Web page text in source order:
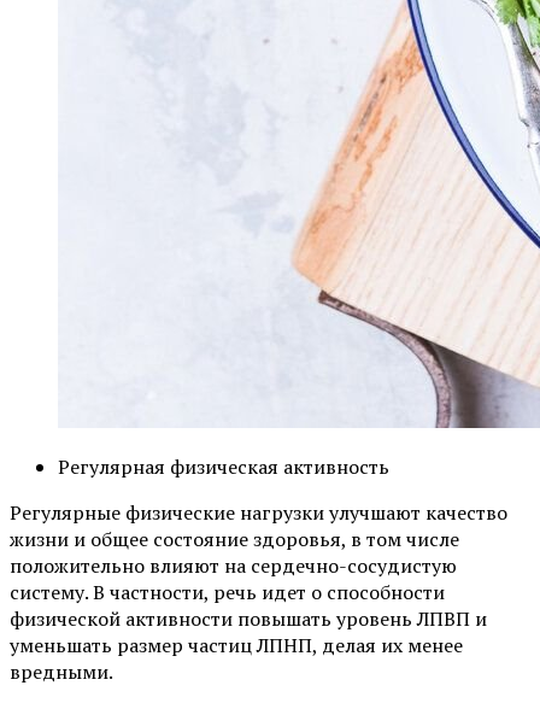
Регулярная физическая активность
Регулярные физические нагрузки улучшают качество
жизни и общее состояние здоровья, в том числе
положительно влияют на сердечно-сосудистую
систему. В частности, речь идет о способности
физической активности повышать уровень ЛПВП и
уменьшать размер частиц ЛПНП, делая их менее
вредными.